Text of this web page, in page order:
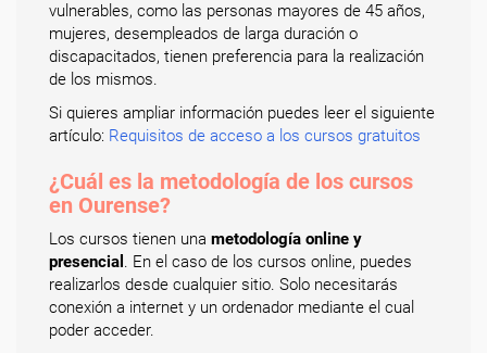
vulnerables, como las personas mayores de 45 años,
mujeres, desempleados de larga duración o
discapacitados, tienen preferencia para la realización
de los mismos.
Si quieres ampliar información puedes leer el siguiente
artículo: Requisitos de acceso a los cursos gratuitos
¿Cuál es la metodología de los cursos
en Ourense?
Los cursos tienen una metodología online y
presencial . En el caso de los cursos online, puedes
realizarlos desde cualquier sitio. Solo necesitarás
conexión a internet y un ordenador mediante el cual
poder acceder.